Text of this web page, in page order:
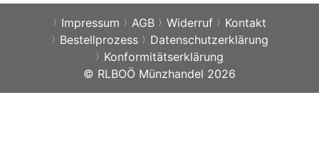
Impressum AGB Widerruf
Kontakt
Bestellprozess
Datenschutzerklärung
Konformitätserklärung
© RLBOÖ Münzhandel 2026